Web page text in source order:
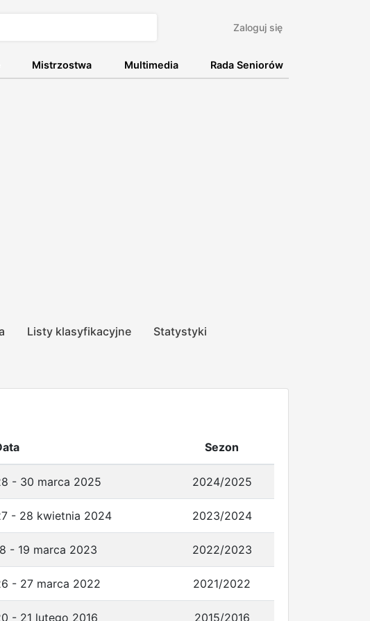
Zaloguj się
Mistrzostwa Multimedia Rada Seniorów
Listy klasyfikacyjne Statystyki
Sezon
- 30 marca 2025 2024/2025
- 28 kwietnia 2024 2023/2024
- 19 marca 2023 2022/2023
- 27 marca 2022 2021/2022
- 21 lutego 2016 2015/2016